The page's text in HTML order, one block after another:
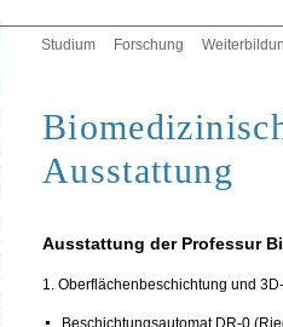
Studium Forschung
Ausstattung
Ausstattung der Professur
1. Oberflächenbeschichtung und